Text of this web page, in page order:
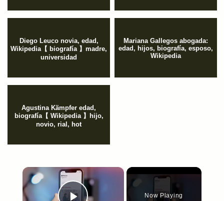
Diego Leuco novia, edad,
Wikipedia【 biografía 】madre,
universidad
Mariana Gallegos abogada:
edad, hijos, biografía, esposo,
Wikipedia
Agustina Kämpfer edad,
biografía【 Wikipedia 】hijo,
novio, rial, hot
×
Now Playing